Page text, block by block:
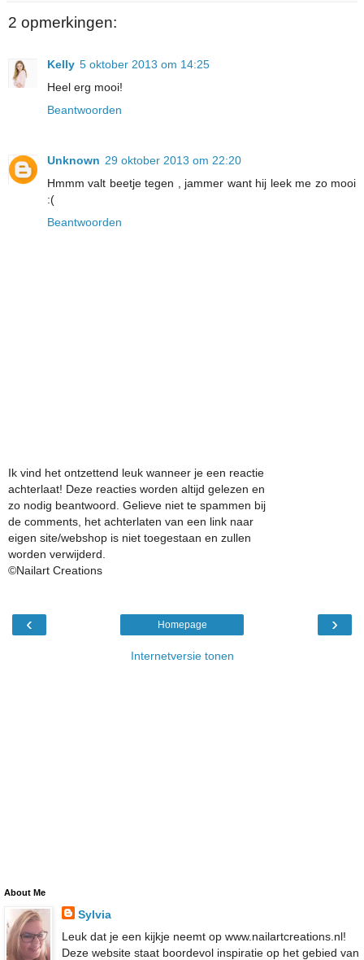
2 opmerkingen:
Kelly 5 oktober 2013 om 14:25
Heel erg mooi!
Beantwoorden
Unknown 29 oktober 2013 om 22:20
Hmmm valt beetje tegen , jammer want hij leek me zo mooi
:(
Beantwoorden
Ik vind het ontzettend leuk wanneer je een reactie
achterlaat! Deze reacties worden altijd gelezen en
zo nodig beantwoord. Gelieve niet te spammen bij
de comments, het achterlaten van een link naar
eigen site/webshop is niet toegestaan en zullen
worden verwijderd.
©Nailart Creations
‹ ›
Homepage
Internetversie tonen
About Me
Sylvia
Leuk dat je een kijkje neemt op www.nailartcreations.nl!
Deze website staat boordevol inspiratie op het gebied van